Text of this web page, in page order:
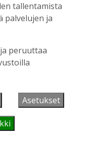
12:00
on
lääkäripulaa
12:00
– palkittavat
11:33
tallentamista
palvelujen ja
peruuttaa
Asetukset